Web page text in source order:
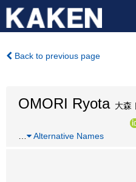
Back to previous page
OMORI Ryota大森
Alternative Names